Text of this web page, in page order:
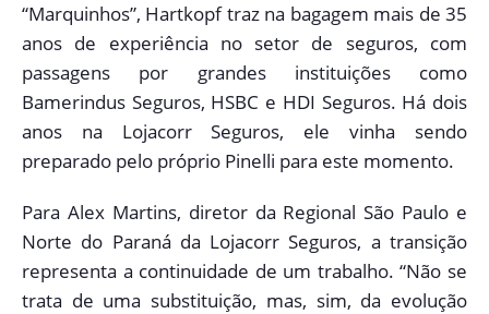
“Marquinhos”, Hartkopf traz na bagagem mais de 35
anos de experiência no setor de seguros, com
passagens por grandes instituições como
Bamerindus Seguros, HSBC e HDI Seguros. Há dois
anos na Lojacorr Seguros, ele vinha sendo
preparado pelo próprio Pinelli para este momento.
Para Alex Martins, diretor da Regional São Paulo e
Norte do Paraná da Lojacorr Seguros, a transição
representa a continuidade de um trabalho. “Não se
trata de uma substituição, mas, sim, da evolução